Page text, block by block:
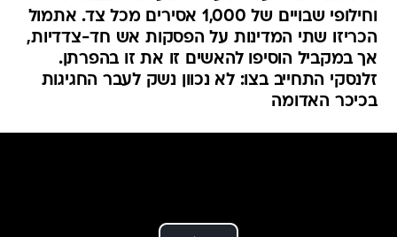
וחילופי שבויים של 1,000 אסירים מכל צד. אתמול
הכריזו שתי המדינות על הפסקות אש חד-צדדיות,
אך במקביל הוסיפו להאשים זו את זו בהפרתן.
זלנסקי התחייב בצו: לא נכוון נשק לעבר החגיגות
בכיכר האדומה